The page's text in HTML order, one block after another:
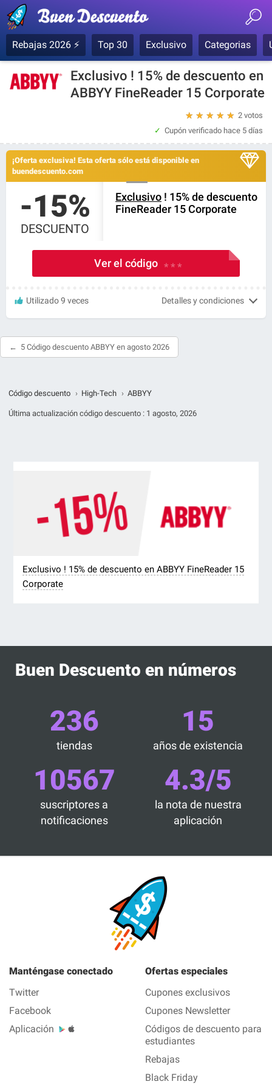
Rebajas 2026 ⚡ Top 30 Exclusivo Categorias
Exclusivo ! 15% de descuento en
ABBYY FineReader 15 Corporate
2 votos
★
★
★
★
★
Cupón verificado hace 5 días
¡Oferta exclusiva! Esta oferta sólo está disponible en
buendescuento.com
-15%
DESCUENTO
Exclusivo ! 15% de descuento
FineReader 15 Corporate
Ver el código * * *
Utilizado 9 veces Detalles y condiciones
5 Código descuento ABBYY en agosto 2026
Código descuento › High-Tech › ABBYY
Última actualización código descuento : 1 agosto, 2026
Exclusivo ! 15% de descuento en ABBYY FineReader 15
Corporate
Buen Descuento en números
236
tiendas
15
años de existencia
10567
suscriptores a
notificaciones
4.3/5
la nota de nuestra
aplicación
Manténgase conectado
Twitter
Facebook
Aplicación
Ofertas especiales
Cupones exclusivos
Cupones Newsletter
Códigos de descuento para
estudiantes
Rebajas
Black Friday